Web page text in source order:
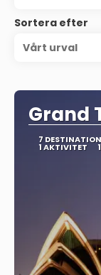
Sortera efter
Vårt urval
Grand
7
1 AKTIVITET